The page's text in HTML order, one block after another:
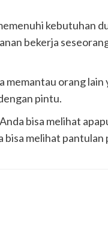
kebutuhan
bekerja
orang lain
pintu.
bisa melihat
melihat pantulan